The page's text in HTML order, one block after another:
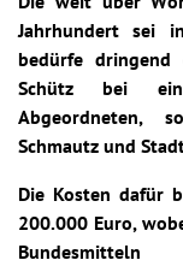
Jahrhundert sei
bedürfe dringend
Schütz bei
Abgeordneten,
Schmautz und
Die Kosten dafür
200.000 Euro,